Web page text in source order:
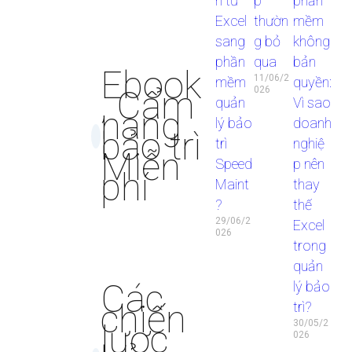
Ebook
, Cẩm
nang
bảo trì
Miễn
phí
Các
chiến
lược
Excel
sang
phần
mềm
quản
lý bảo
trì
Speed
Maint
?
29/06/2
026
thườn
g bỏ
qua
11/06/2
026
mềm
không
bản
quyền:
Vì sao
doanh
nghiệ
p nên
thay
thế
Excel
trong
quản
lý bảo
trì?
30/05/2
026